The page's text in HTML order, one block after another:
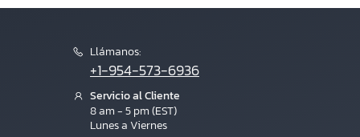
Llámanos:
+1-954-573-6936
Servicio al Cliente
8 am - 5 pm (EST)
Lunes a Viernes